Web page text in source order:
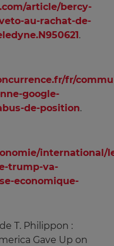
article/bercy-
au-rachat-de-
.
fr/
google-
de-position.
international/
trump-va-
economique-
T. Philippon :
Gave Up on